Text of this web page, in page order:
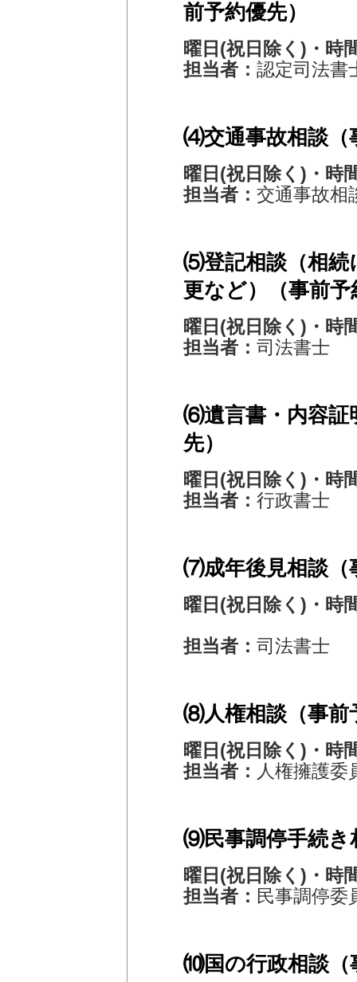
前予約優先）
曜日(祝日除く)・時
担当者： 認定司法書
⑷交通事故相談（
曜日(祝日除く)・時
担当者： 交通事故相
⑸登記相談（相続
更など）（事前予
曜日(祝日除く)・時
担当者： 司法書士
⑹遺言書・内容証
先）
曜日(祝日除く)・時
担当者： 行政書士
⑺成年後見相談（
曜日(祝日除く)・時
担当者： 司法書士
⑻人権相談（事前
曜日(祝日除く)・時
担当者： 人権擁護委
⑼民事調停手続き
曜日(祝日除く)・時
担当者： 民事調停委
⑽国の行政相談（